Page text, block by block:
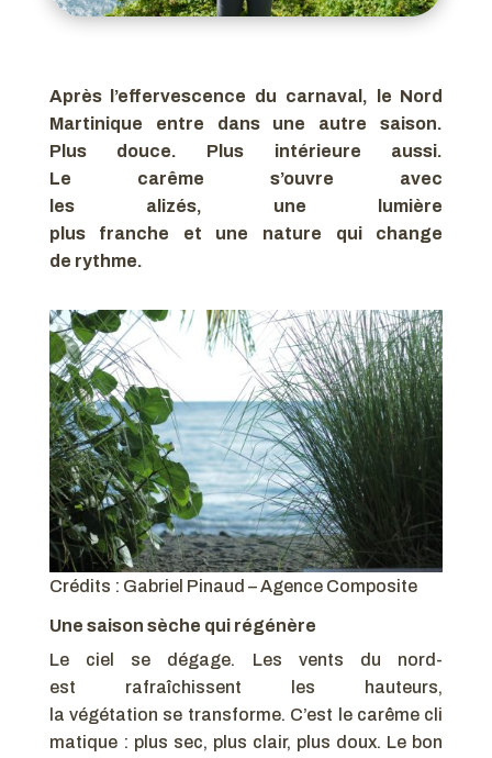
Après l’effervescence du carnaval, le Nord
Martinique entre dans une autre saison.
Plus douce. Plus intérieure aussi.
Le carême s’ouvre avec
les alizés, une lumière
plus franche et une nature qui change
de rythme.
Crédits : Gabriel Pinaud – Agence Composite
Une saison sèche qui régénère
Le ciel se dégage. Les vents du nord-
est rafraîchissent les hauteurs,
la végétation se transforme. C’est le carême cli
matique : plus sec, plus clair, plus doux. Le bon